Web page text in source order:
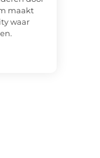
maakt
waar